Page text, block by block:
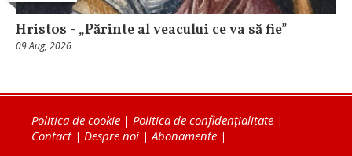
Hristos - „Părinte al veacului ce va să fie”
09 Aug, 2026
Politica de cookie | Politica de confidențialitate |
Contact| Despre noi |Abonamente |